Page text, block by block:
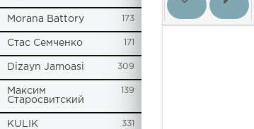
Morana Battory 173
Стас Семченко 171
Dizayn Jamoasi 309
Максим
Старосвитский
139
KULIK 331